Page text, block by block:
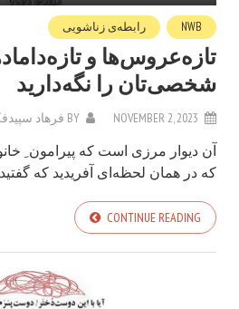
NWB رابطه‌ی زناشویی
تازه‌عروس‌ها و
شخصی‌تان را نگه‌دارید
NOVEMBER 2, 2023
BY فرهاد
آن دیوار مرزی است که پیرامون
که در همان لحظه‌ای آفریدید که
CONTINUE READING